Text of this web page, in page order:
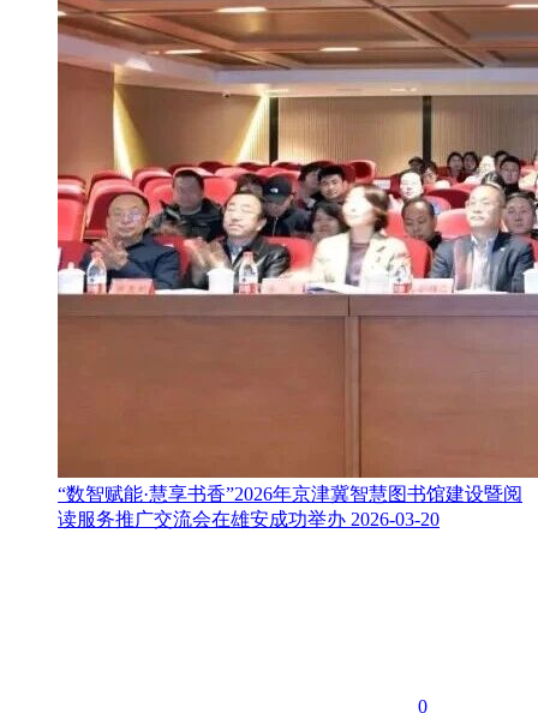
“数智赋能·慧享书香”2026年京津冀智慧图书馆建设暨阅
读服务推广交流会在雄安成功举办 2026-03-20
0